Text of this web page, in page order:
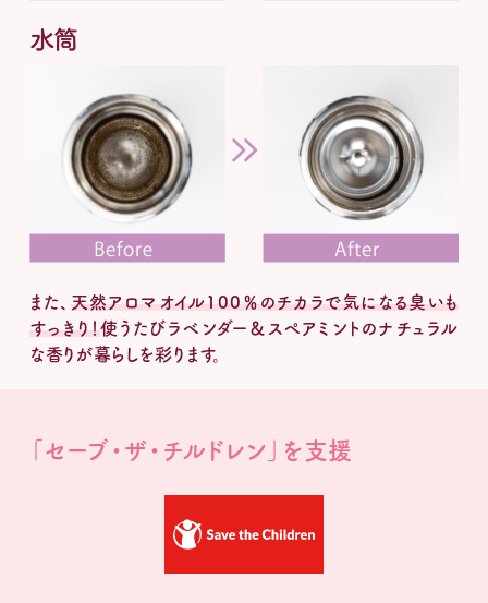
また、 天然アロマオイル100％のチカラで気になる臭いも
すっきり！使うたびラベンダー＆スペアミントのナチュラル
な香りが暮らしを彩ります。
「セーブ・ザ・チルドレン」を支援